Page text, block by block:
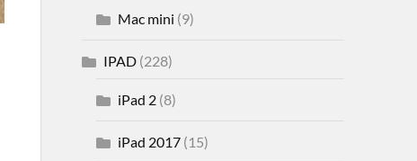
Mac mini (9)
IPAD(228)
iPad 2(8)
iPad 2017(15)